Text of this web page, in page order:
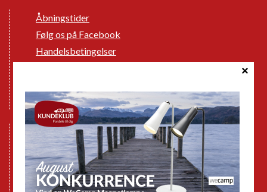
Åbningstider
Følg os på Facebook
Handelsbetingelser
GPDR - Optagelse af foto og video
Nye Campingvogne
Nye Autocampere og Vans
Brugte Campingvogne
Brugte Autocampere og Vans